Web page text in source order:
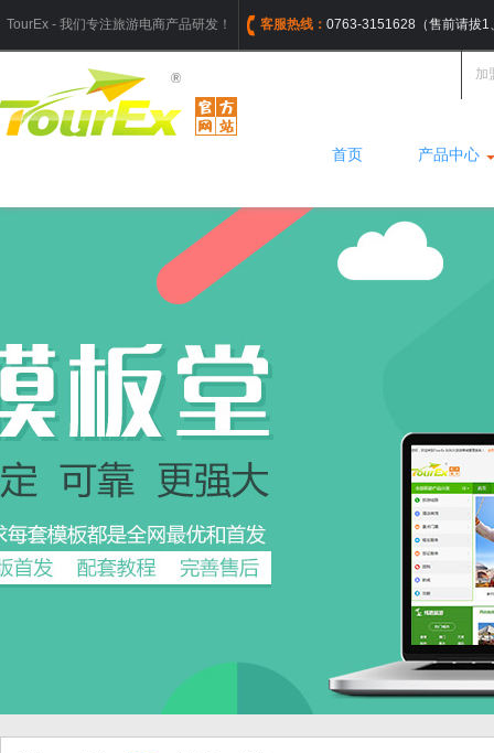
TourEx - 我们专注旅游电商产品研发！ 客服热线： 0763-3151628（售前请拔1
加
首页 产品中心